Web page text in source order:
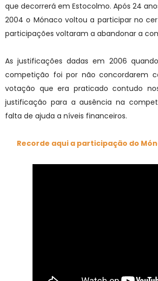
que decorrerá em Estocolmo. Após 24
2004 o Mónaco voltou a participar no
participações voltaram a abandonar a
As justificações dadas em 2006
competição foi por não concordarem
votação que era praticado contudo
justificação para a ausência na
falta de ajuda a níveis financeiros.
Recorde aqui a participação do